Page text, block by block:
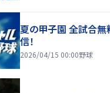
夏の甲子園 全試合無
信！
2026/04/15 00:00野球